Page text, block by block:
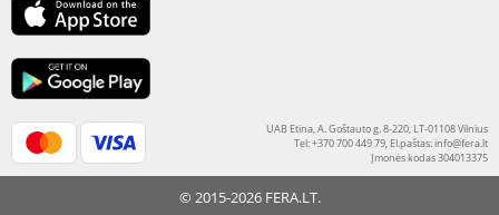
UAB Etina, A. Goštauto g. 8-220, LT-01108 Vilnius
Tel: +370 700 449 79, El.paštas:info@fera.lt
Įmonės kodas 304013375
© 2015-2026 FERA.LT.